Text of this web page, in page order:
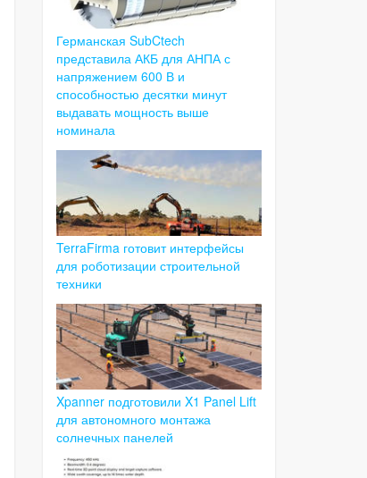
Германская SubCtech
представила АКБ для АНПА с
напряжением 600 В и
способностью десятки минут
выдавать мощность выше
номинала
TerraFirma готовит интерфейсы
для роботизации строительной
техники
Xpanner подготовили X1 Panel Lift
для автономного монтажа
солнечных панелей